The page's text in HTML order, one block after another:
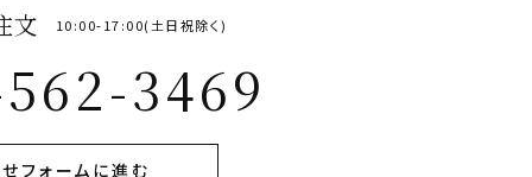
文
3469
10:00-17:00(土日祝除く)
フォームに進む